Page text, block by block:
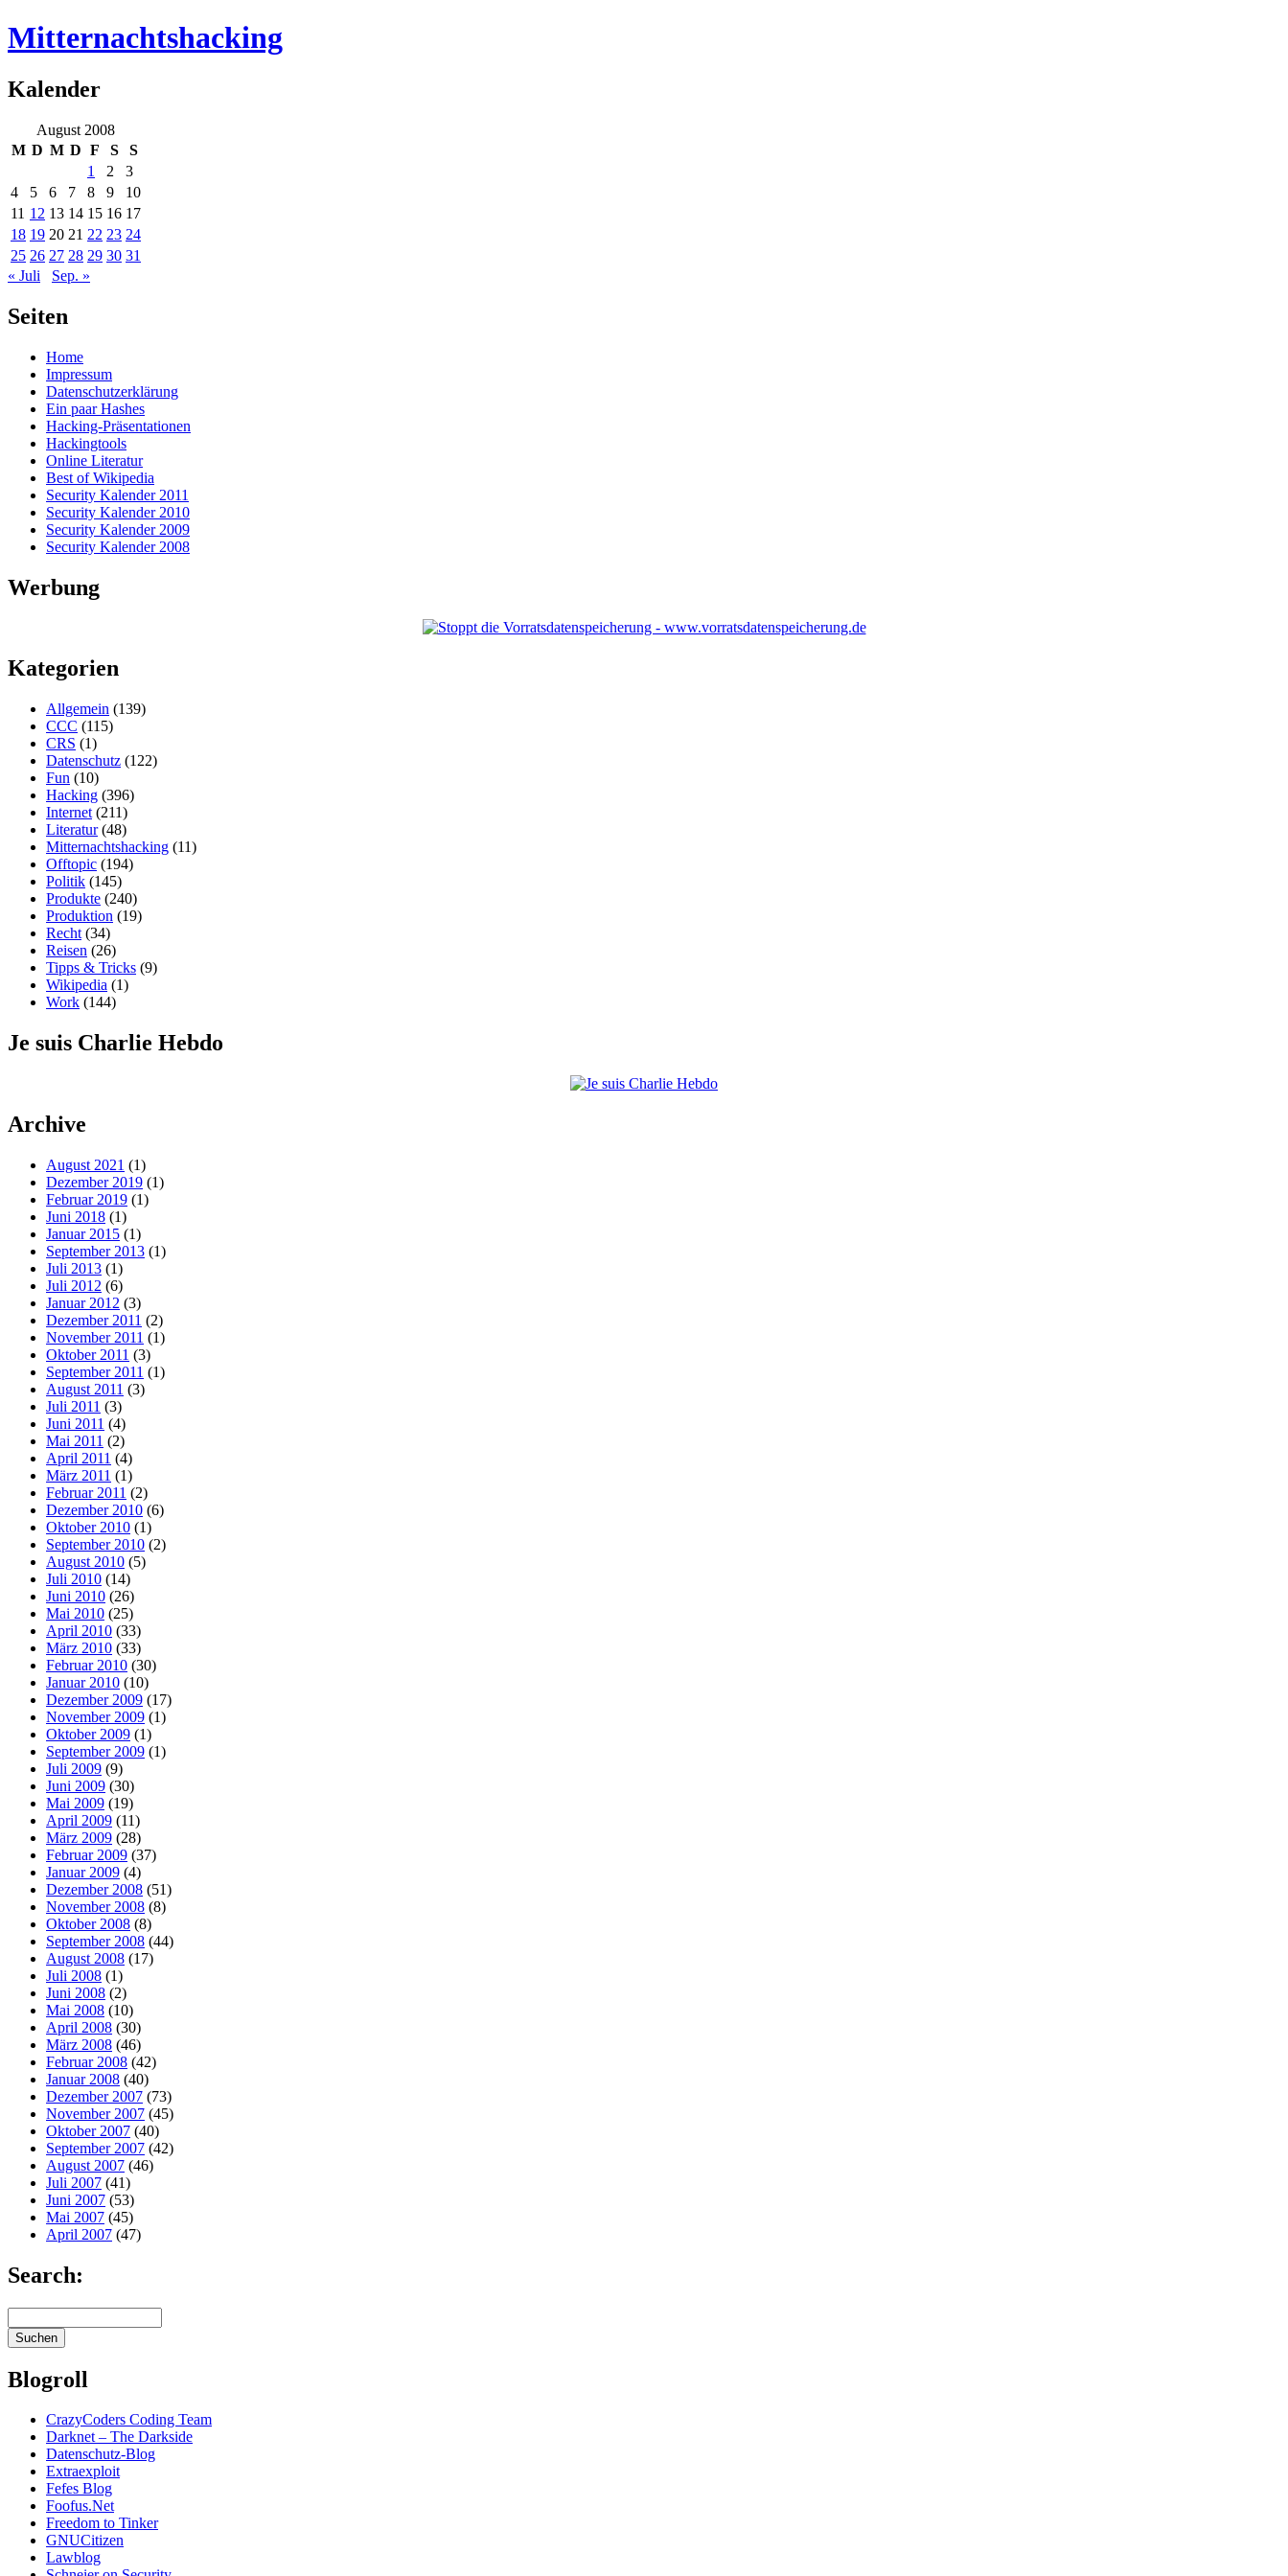
Mitternachtshacking
Kalender
August 2008
M D M D F S
S
1
2
3
4
5 6 7 8 9
10
11 12 13 14 15 16 17
18 19 20 21 22 23 24
25 26 27 28 29 30 31
« Juli
Sep. »
Seiten
Home
Impressum
Datenschutzerklärung
Ein paar Hashes
Hacking-Präsentationen
Hackingtools
Online Literatur
Best of Wikipedia
Security Kalender 2011
Security Kalender 2010
Security Kalender 2009
Security Kalender 2008
Werbung
Kategorien
Allgemein (139)
CCC (115)
CRS (1)
Datenschutz (122)
Fun (10)
Hacking (396)
Internet (211)
Literatur(48)
Mitternachtshacking (11)
Offtopic (194)
Politik (145)
Produkte (240)
Produktion (19)
Recht (34)
Reisen (26)
Tipps & Tricks (9)
Wikipedia (1)
Work (144)
Je suis Charlie Hebdo
Archive
August 2021 (1)
Dezember 2019 (1)
Februar 2019 (1)
Juni 2018 (1)
Januar 2015 (1)
September 2013 (1)
Juli 2013 (1)
Juli 2012 (6)
Januar 2012 (3)
Dezember 2011 (2)
November 2011 (1)
Oktober 2011 (3)
September 2011 (1)
August 2011 (3)
Juli 2011 (3)
Juni 2011 (4)
Mai 2011 (2)
April 2011 (4)
März 2011 (1)
Februar 2011 (2)
Dezember 2010 (6)
Oktober 2010 (1)
September 2010 (2)
August 2010 (5)
Juli 2010 (14)
Juni 2010 (26)
Mai 2010 (25)
April 2010 (33)
März 2010 (33)
Februar 2010 (30)
Januar 2010 (10)
Dezember 2009 (17)
November 2009 (1)
Oktober 2009 (1)
September 2009 (1)
Juli 2009 (9)
Juni 2009 (30)
Mai 2009 (19)
April 2009 (11)
März 2009 (28)
Februar 2009 (37)
Januar 2009 (4)
Dezember 2008 (51)
November 2008 (8)
Oktober 2008 (8)
September 2008 (44)
August 2008 (17)
Juli 2008 (1)
Juni 2008 (2)
Mai 2008 (10)
April 2008 (30)
März 2008 (46)
Februar 2008 (42)
Januar 2008 (40)
Dezember 2007 (73)
November 2007 (45)
Oktober 2007 (40)
September 2007 (42)
August 2007 (46)
Juli 2007 (41)
Juni 2007 (53)
Mai 2007 (45)
April 2007 (47)
Search:
Blogroll
CrazyCoders Coding Team
Darknet – The Darkside
Datenschutz-Blog
Extraexploit
Fefes Blog
Foofus.Net
Freedom to Tinker
GNUCitizen
Lawblog